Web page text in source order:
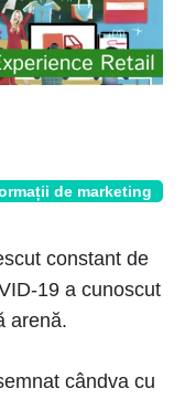
de marketing
constant de
19 a cunoscut
arenă.
cândva cu